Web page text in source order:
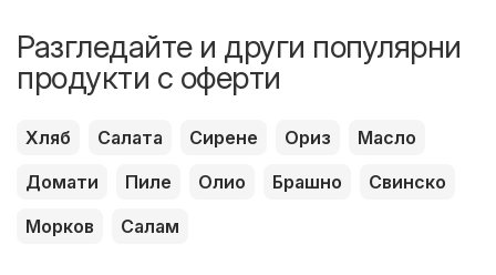
Разгледайте и други популярни
продукти с оферти
Хляб Салата Сирене Ориз
Масло
Домати
Пиле Олио Брашно
Свинско
Морков
Салам